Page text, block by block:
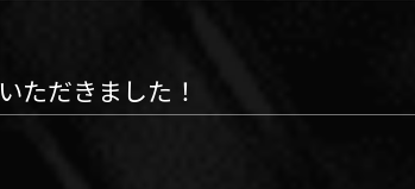
ただきました！